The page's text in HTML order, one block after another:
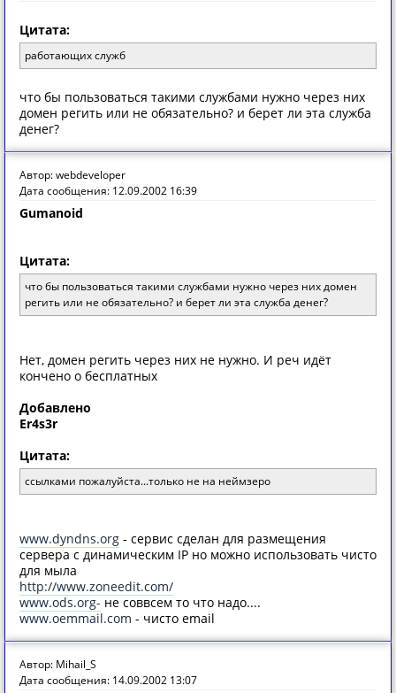
Цитата:
работающих служб
что бы пользоваться такими службами нужно через них
домен регить или не обязательно? и берет ли эта служба
денег?
Автор: webdeveloper
Дата сообщения: 12.09.2002 16:39
Gumanoid
Цитата:
что бы пользоваться такими службами нужно через них домен
регить или не обязательно? и берет ли эта служба денег?
Нет, домен регить через них не нужно. И реч идёт
кончено о бесплатных
Добавлено
Er4s3r
Цитата:
ссылками пожалуйста...только не на неймзеро
www.dyndns.org - сервис сделан для размещения
сервера с динамическим IP но можно использовать чисто
для мыла
http://www.zoneedit.com/
www.ods.org- не соввсем то что надо....
www.oemmail.com - чисто email
Автор: Mihail_S
Дата сообщения: 14.09.2002 13:07